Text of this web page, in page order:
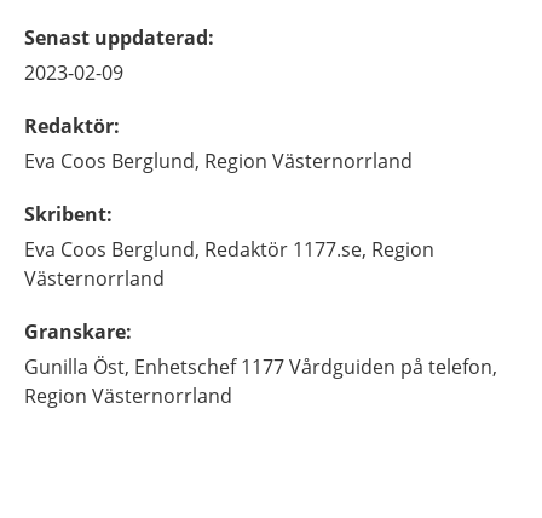
Senast uppdaterad:
2023-02-09
Redaktör:
Eva Coos Berglund, Region Västernorrland
Skribent:
Eva Coos Berglund, Redaktör 1177.se, Region
Västernorrland
Granskare:
Gunilla Öst, Enhetschef 1177 Vårdguiden på telefon,
Region Västernorrland